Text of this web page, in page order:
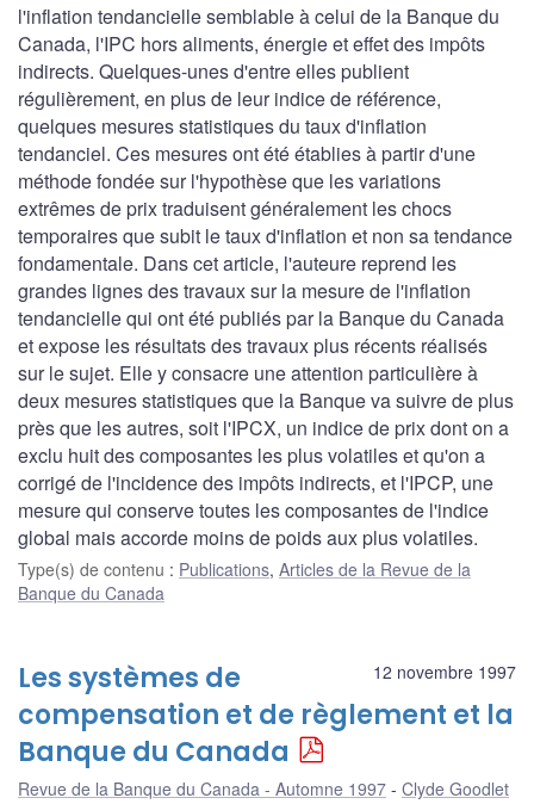
l'inflation tendancielle semblable à celui de la Banque du
Canada, l'IPC hors aliments, énergie et effet des impôts
indirects. Quelques-unes d'entre elles publient
régulièrement, en plus de leur indice de référence,
quelques mesures statistiques du taux d'inflation
tendanciel. Ces mesures ont été établies à partir d'une
méthode fondée sur l'hypothèse que les variations
extrêmes de prix traduisent généralement les chocs
temporaires que subit le taux d'inflation et non sa tendance
fondamentale. Dans cet article, l'auteure reprend les
grandes lignes des travaux sur la mesure de l'inflation
tendancielle qui ont été publiés par la Banque du Canada
et expose les résultats des travaux plus récents réalisés
sur le sujet. Elle y consacre une attention particulière à
deux mesures statistiques que la Banque va suivre de plus
près que les autres, soit l'IPCX, un indice de prix dont on a
exclu huit des composantes les plus volatiles et qu'on a
corrigé de l'incidence des impôts indirects, et l'IPCP, une
mesure qui conserve toutes les composantes de l'indice
global mais accorde moins de poids aux plus volatiles.
Type(s) de contenu : Publications, Articles de la Revue de la
Banque du Canada
12 novembre 1997
Les systèmes de
compensation et de règlement et la
Banque du Canada
Revue de la Banque du Canada - Automne 1997 Clyde Goodlet